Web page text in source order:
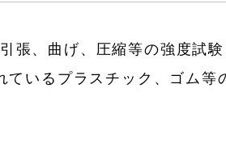
張、曲げ、圧縮等の強度試験
ているプラスチック、ゴム等